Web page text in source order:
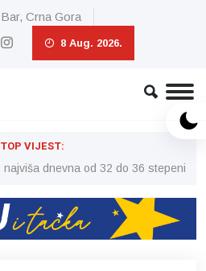
Bar, Crna Gora
8 Aug. 2026.
TOP VIJEST:
dnevna od 32 do 36 stepeni